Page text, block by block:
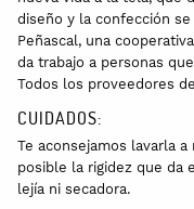
diseño y la confección se
Peñascal, una
da trabajo a personas
Todos los proveedores
CUIDADOS:
Te aconsejamos lavarla a
posible la rigidez que da
lejía ni secadora.